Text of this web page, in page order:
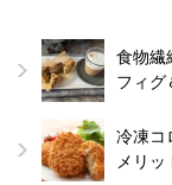
食物繊
フィグ
冷凍コ
メリッ